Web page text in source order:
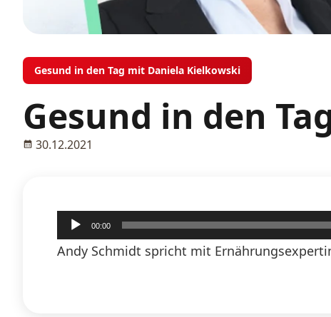
Gesund in den Tag mit Daniela Kielkowski
Gesund in den
30.12.2021
Audio-
Player
00:00
Andy Schmidt spricht mit